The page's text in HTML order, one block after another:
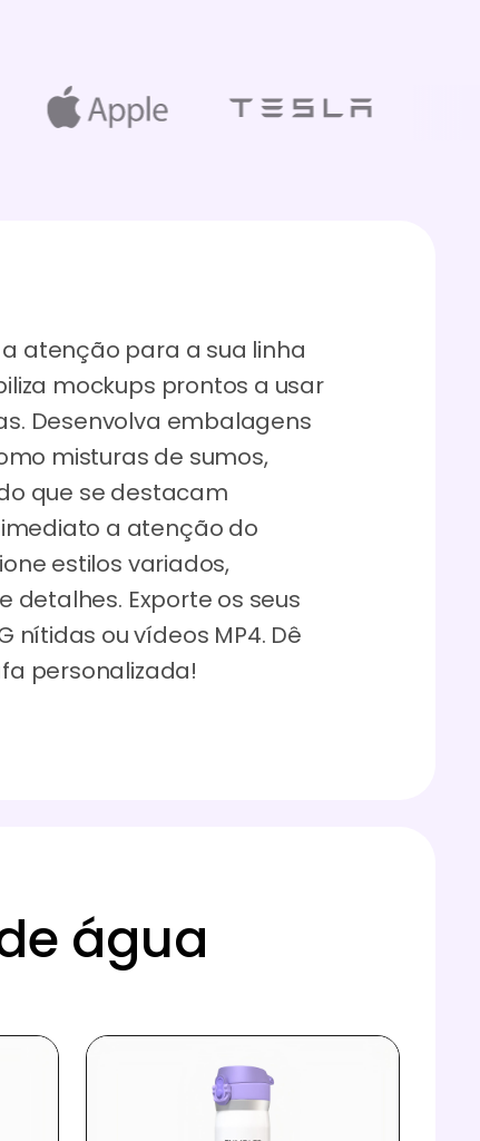
atenção para a sua linha
mockups prontos a usar
Desenvolva embalagens
misturas de sumos,
que se destacam
a atenção do
estilos variados,
detalhes. Exporte os seus
nítidas ou vídeos MP4. Dê
personalizada!
água